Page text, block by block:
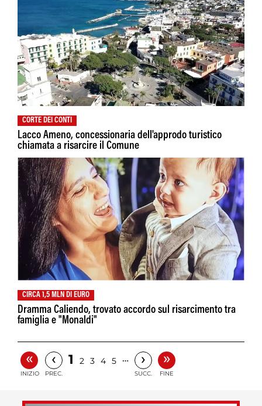
CORTE DEI CONTI
Lacco Ameno, concessionaria dell'approdo turistico
chiamata a risarcire il Comune
CIRCA 1,5 MLN DI EURO
Dramma Caliendo, trovato accordo sul risarcimento tra
famiglia e "Monaldi"
«
INIZIO
‹
PREC.
1 2 3 4 5 … ›
SUCC.
»
FINE